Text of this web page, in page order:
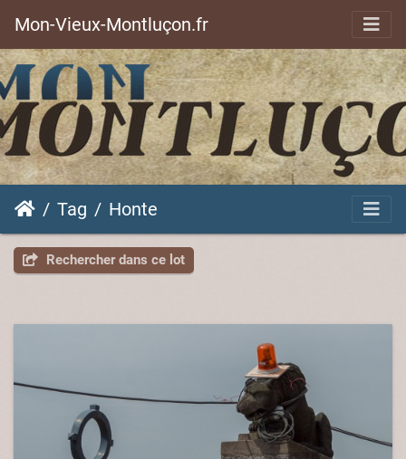
Mon-Vieux-Montluçon.fr
Tag Honte
Rechercher dans ce lot